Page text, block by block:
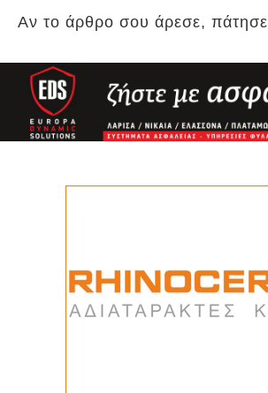
Αν το άρθρο σου άρεσε, πάτησε